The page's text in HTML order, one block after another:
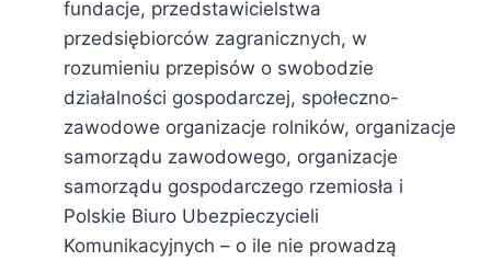
fundacje, przedstawicielstwa
przedsiębiorców zagranicznych, w
rozumieniu przepisów o swobodzie
działalności gospodarczej, społeczno-
zawodowe organizacje rolników, organizacje
samorządu zawodowego, organizacje
samorządu gospodarczego rzemiosła i
Polskie Biuro Ubezpieczycieli
Komunikacyjnych – o ile nie prowadzą